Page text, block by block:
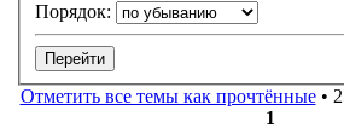
Порядок:
Отметить все темы как прочтённые•
1